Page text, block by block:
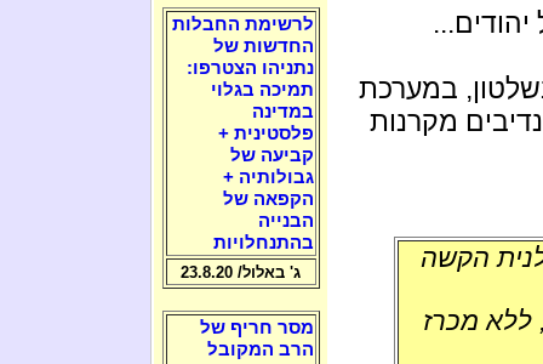
יהודים...
במערכת
מקרנות
הקשה
ללא מכרז
לרשימת החבלות
החדשות של
נתניהו הצטרפו:
תמיכה בגלוי
במדינה
פלסטינית +
קביעה של
גבולותיה +
הקפאה של
הבנייה
בהתנחלויות
ג' באלול/ 23.8.20
מסר חריף של
הרב המקובל